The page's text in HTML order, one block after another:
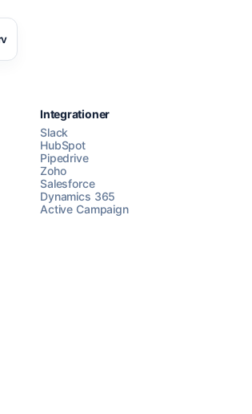
Integrationer
Slack
HubSpot
Pipedrive
Zoho
Salesforce
Dynamics 365
Active Campaign